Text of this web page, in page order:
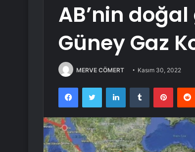
AB’nin
Güney Gaz
MERVE CÖMERT Kasım 30, 2022
FacebookTwitter LinkedInTumblr